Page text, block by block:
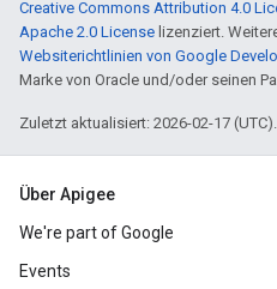
Creative Commons Attribution 4.0
Apache 2.0 License lizenziert.
Websiterichtlinien von Google
Marke von Oracle und/oder seinen
Zuletzt aktualisiert: 2026-02-17 (UTC).
Über Apigee
We're part of Google
Events